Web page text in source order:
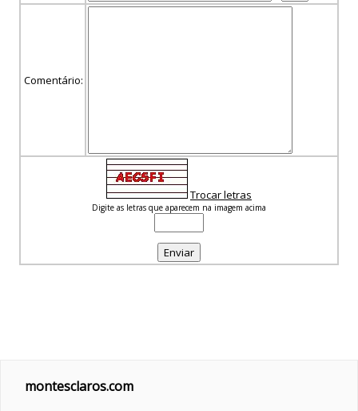
Comentário:
Trocar letras
Digite as letras que aparecem na imagem acima
montesclaros.com